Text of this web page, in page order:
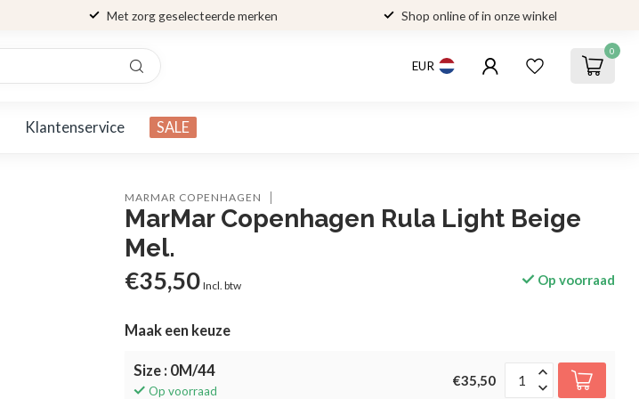
Met zorg geselecteerde merken Shop online of in onze winkel
EUR
0
Klantenservice SALE
MARMAR COPENHAGEN
MarMar Copenhagen Rula Light Beige
Mel.
€35,50 Incl. btw Op voorraad
Maak een keuze
Size : 0M/44
Op voorraad
€35,50